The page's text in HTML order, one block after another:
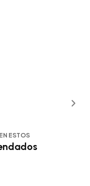
ESTOS